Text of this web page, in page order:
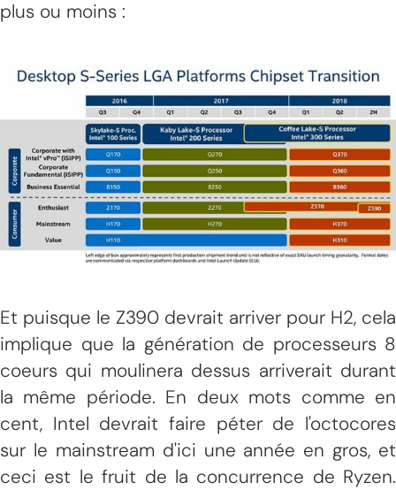
plus ou moins :
Et puisque le Z390 devrait arriver pour H2, cela
implique que la génération de processeurs 8
coeurs qui moulinera dessus arriverait durant
la même période. En deux mots comme en
cent, Intel devrait faire péter de l'octocores
sur le mainstream d'ici une année en gros, et
ceci est le fruit de la concurrence de Ryzen.